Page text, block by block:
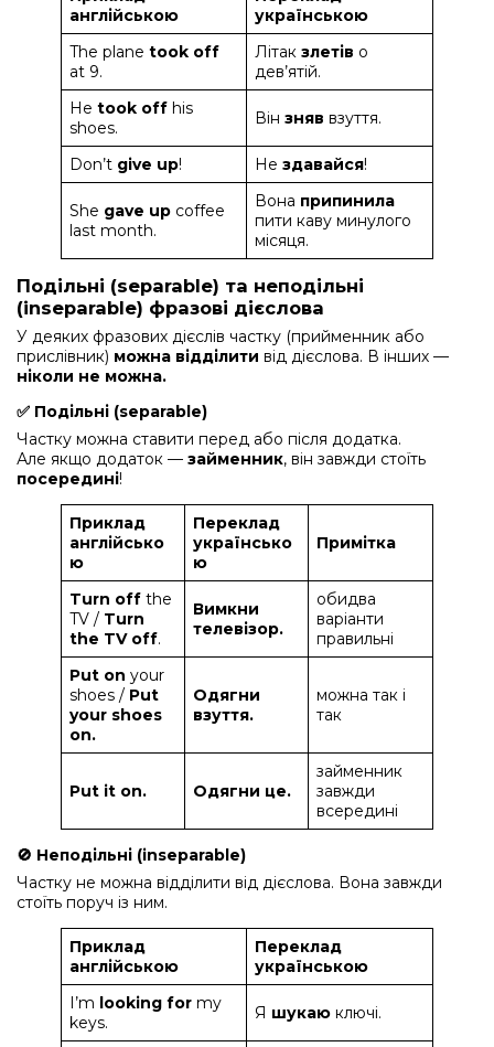
англійською
українською
The plane took off
at 9.
Літак злетів о
дев’ятій.
He took off his
shoes.
Він зняв взуття.
Don’t give up! Не здавайся!
She gave up coffee
last month.
Вона припинила
пити каву минулого
місяця.
Подільні (separable) та неподільні
(inseparable) фразові дієслова
У деяких фразових дієслів частку (прийменник або
прислівник) можна відділити від дієслова. В інших —
ніколи не можна.
✅ Подільні (separable)
Частку можна ставити перед або після додатка.
Але якщо додаток — займенник, він завжди стоїть
посередині!
Приклад
англійсько
ю
Переклад
українсько
ю
Примітка
Turn off the
TV / Turn
the TV off.
Вимкни
телевізор.
обидва
варіанти
правильні
Put on your
shoes / Put
your shoes
on.
Одягни
взуття.
можна так і
так
Put it on. Одягни це.
займенник
завжди
всередині
🚫 Неподільні (inseparable)
Частку не можна відділити від дієслова. Вона завжди
стоїть поруч із ним.
Приклад
англійською
Переклад
українською
I’m looking for my
keys.
Я шукаю ключі.